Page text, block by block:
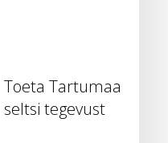
Toeta Tartumaa
seltsi tegevust